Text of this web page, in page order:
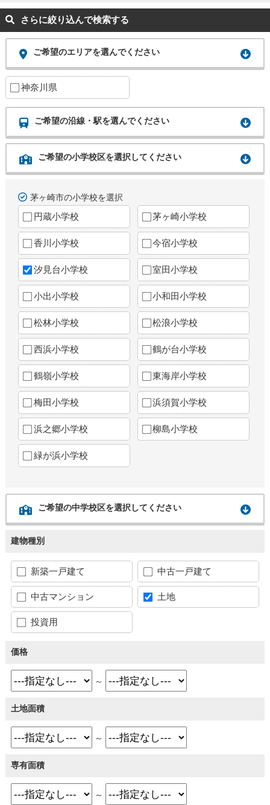
さらに絞り込んで検索する
ご希望のエリアを選んでください
神奈川県
ご希望の沿線・駅を選んでください
ご希望の小学校区を選択してください
茅ヶ崎市の小学校を選択
円蔵小学校 茅ヶ崎小学校
香川小学校 今宿小学校
汐見台小学校 室田小学校
小出小学校 小和田小学校
松林小学校 松浪小学校
西浜小学校 鶴が台小学校
鶴嶺小学校 東海岸小学校
梅田小学校 浜須賀小学校
浜之郷小学校 柳島小学校
緑が浜小学校
ご希望の中学校区を選択してください
建物種別
新築一戸建て 中古一戸建て
中古マンション 土地
投資用
価格
～
土地面積
～
専有面積
～